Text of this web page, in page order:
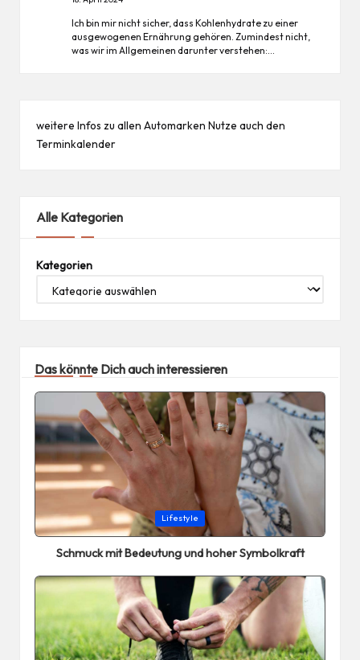
Ich bin mir nicht sicher, dass Kohlenhydrate zu einer
ausgewogenen Ernährung gehören. Zumindest nicht,
was wir im Allgemeinen darunter verstehen:…
weitere Infos zu allen Automarken Nutze auch den
Terminkalender
Alle Kategorien
Kategorien
Das könnte Dich auch interessieren
Posted
in
Lifestyle
Schmuck mit Bedeutung und hoher Symbolkraft